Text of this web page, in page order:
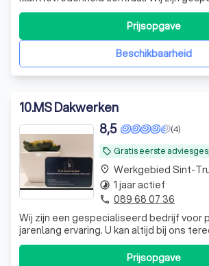
professioneel reinigen, ontmossen en
Met moderne technieken en
geven wij elk dak opnieuw een verzorgde
verlengen we de levensduur ervan.
Beschikbaarheid
Prijsopgave
10.MS Dakwerken
local_offer Gratis eerste
(4)
8,5
Wij zijn een gespecialiseerd bedrijf voor
jarenlang ervaring. U kan altijd bij ons
platte daken , Wij staan garant voor
vakmanschap! Klanttevredenheid is bij
Prijsopgave
place Werkgebied Sint-
timelapse 1 jaar actief
phone 089 68 07 36